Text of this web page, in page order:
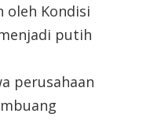
oleh Kondisi
putih
perusahaan